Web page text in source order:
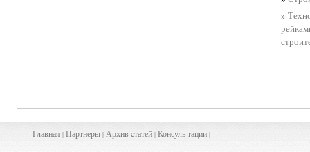
»
Главная | Партнеры| Архив cтатей| Консуль тации|